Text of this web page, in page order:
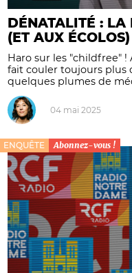
DÉNATALITÉ : LA
(ET AUX ÉCOLOS)
Haro sur les "childfree" !
fait couler toujours plus
quelques plumes de
04 mai 2025
ENQUÊTE Abonnez-vous !